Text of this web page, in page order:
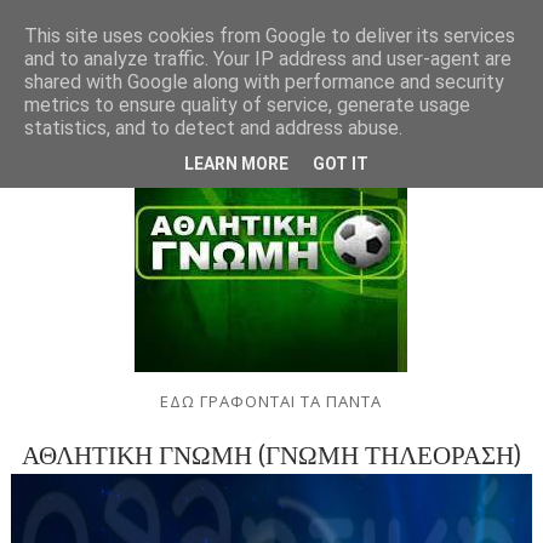
ΕΔΩ ΓΡΑΦΟΝΤΑΙ ΤΑ ΠΑΝΤΑ
ΑΘΛΗΤΙΚΗ ΓΝΩΜΗ (ΓΝΩΜΗ ΤΗΛΕΟΡΑΣΗ)
This site uses cookies from Google to deliver its services
and to analyze traffic. Your IP address and user-agent are
shared with Google along with performance and security
metrics to ensure quality of service, generate usage
statistics, and to detect and address abuse.
LEARN MORE GOT IT